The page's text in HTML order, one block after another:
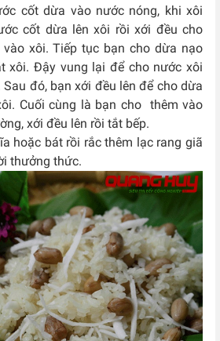
cốt dừa vào nước nóng, khi xôi
cốt dừa lên xôi rồi xới đều cho
xôi. Tiếp tục bạn cho dừa nạo
xôi. Đậy vung lại để cho nước xôi
đó, bạn xới đều lên để cho dừa
Cuối cùng là bạn cho thêm vào
xới đều lên rồi tắt bếp.
hoặc bát rồi rắc thêm lạc rang giã
thưởng thức.